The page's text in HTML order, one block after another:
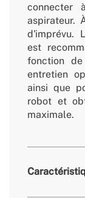
aspirateur.
d'imprévu.
est
fonction
entretien
ainsi que
robot et
maximale.